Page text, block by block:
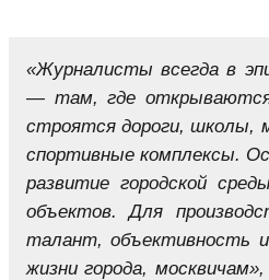
«Журналисты всегда в
— там, где открываются
строятся дороги, школы,
спортивные комплексы.
развитие городской
объектов. Для
талант, объективность
жизни города,